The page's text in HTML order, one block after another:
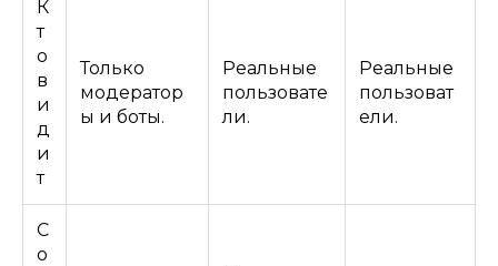
К
т
о
в
и
д
и
т
Только
модератор
ы и боты.
Реальные
пользовате
ли.
Реальные
пользоват
ели.
С
о